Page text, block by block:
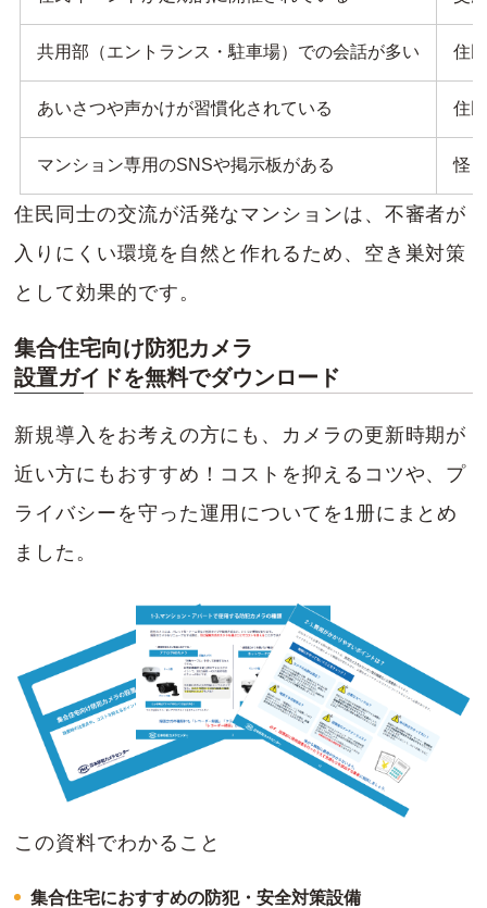
共用部（エントランス・駐車場）での会話が多い 住
あいさつや声かけが習慣化されている 住
マンション専用のSNSや掲示板がある 怪
住民同士の交流が活発なマンションは、不審者が
入りにくい環境を自然と作れるため、空き巣対策
として効果的です。
集合住宅向け防犯カメラ
設置ガイドを無料でダウンロード
新規導入をお考えの方にも、カメラの更新時期が
近い方にもおすすめ！コストを抑えるコツや、プ
ライバシーを守った運用についてを1册にまとめ
ました。
この資料でわかること
集合住宅におすすめの防犯・安全対策設備